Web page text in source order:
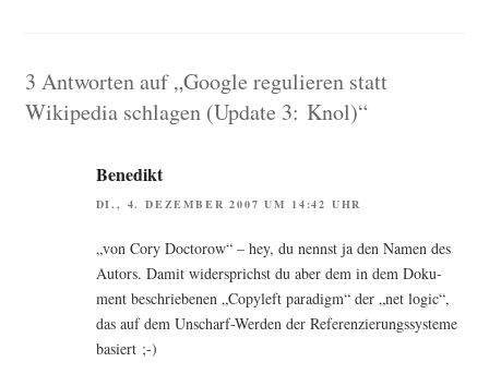
3 Antworten auf „Google regulieren statt
Wikipedia schlagen (Update 3: Knol)“
Benedikt
DI., 4. DEZEMBER 2007 UM 14:42 UHR
„von Cory Doc­to­row“ – hey, du nennst ja den Namen des
Autors. Damit wider­sprichst du aber dem in dem Doku­
ment beschrie­be­nen „Copy­left para­digm“ der „net logic“,
das auf dem Unscharf-Wer­den der Refe­ren­zie­rungs­sys­te­me
basiert ;-)